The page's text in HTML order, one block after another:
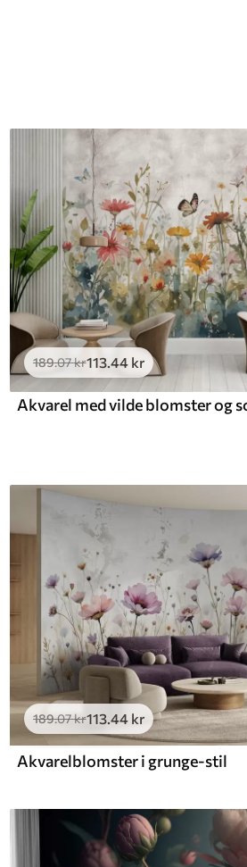
189.07kr113.44 kr
189.07kr113.44 kr
Akvarelblomster i grunge-stil